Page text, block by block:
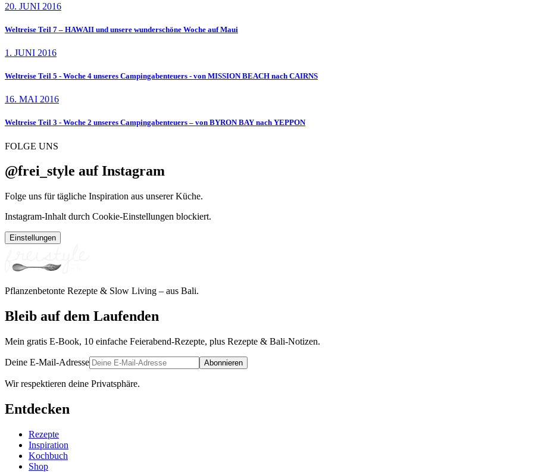
20. JUNI 2016
Weltreise Teil 7 – HAWAII und unsere wunderschöne Woche auf Maui
1. JUNI 2016
Weltreise Teil 5 - Woche 4 unseres Campingabenteuers - von MISSION BEACH nach CAIRNS
16. MAI 2016
Weltreise Teil 3 - Woche 2 unseres Campingabenteuers – von BYRON BAY nach YEPPON
FOLGE UNS
@frei_style auf Instagram
Folge uns für tägliche Inspiration aus unserer Küche.
Instagram-Inhalt durch Cookie-Einstellungen blockiert.
Einstellungen
Pflanzenbetonte Rezepte & Slow Living – aus Bali.
Bleib auf dem Laufenden
Mein gratis E-Book, 10 einfache Feierabend-Rezepte, plus Rezepte & Bali-Notizen.
Deine E-Mail-Adresse Abonnieren
Wir respektieren deine Privatsphäre.
Entdecken
Rezepte
Inspiration
Kochbuch
Shop